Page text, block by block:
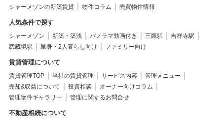
シャーメゾンの新築賃貸
物件コラム 売買物件情報
人気条件で探す
シャーメゾン 新築・築浅 パノラマ動画付き 三鷹駅
吉祥寺駅
武蔵境駅
単身・2人暮らし向け ファミリー向け
賃貸管理について
賃貸管理TOP 当社の賃貸管理 サービス内容
管理メニュー
売却&収益について
投資相談
オーナー向けコラム
管理物件ギャラリー
管理に関するお問合せ
不動産相続について